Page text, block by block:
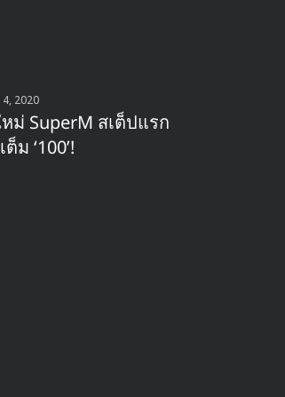
2020
ม่ SuperM สเต็ปแรก
ม ‘100’!